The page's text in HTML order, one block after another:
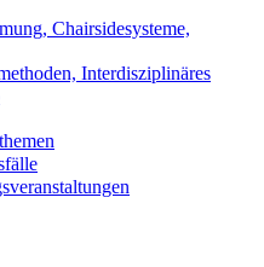
Chairsidesysteme,
Interdisziplinäres